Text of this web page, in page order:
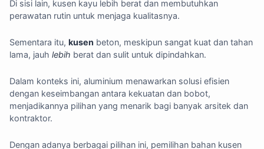
Di sisi lain, kusen kayu lebih berat dan membutuhkan
perawatan rutin untuk menjaga kualitasnya.
Sementara itu, kusen beton, meskipun sangat kuat dan tahan
lama, jauh lebih berat dan sulit untuk dipindahkan.
Dalam konteks ini, aluminium menawarkan solusi efisien
dengan keseimbangan antara kekuatan dan bobot,
menjadikannya pilihan yang menarik bagi banyak arsitek dan
kontraktor.
Dengan adanya berbagai pilihan ini, pemilihan bahan kusen